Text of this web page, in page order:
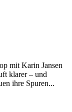
mit Karin Jansen
klarer – und
ihre Spuren...